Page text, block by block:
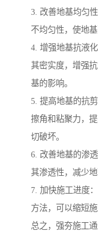
3. 改善地基均匀
不均匀性，使地
4. 增强地基抗液
其密实度，增强
基的影响。
5. 提高地基的抗
擦角和粘聚力，
切破坏。
6. 改善地基的渗
其渗透性，减少
7. 加快施工进度
方法，可以缩短
总之，强夯施工